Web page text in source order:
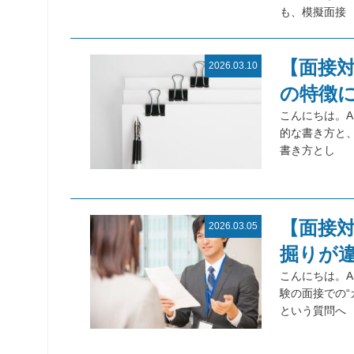
も、模擬面接
2026.03.10
【面接
の特徴
こんにちは。
的な書き方と
書き方とし
2026.03.05
【面接
掘りが
こんにちは。
験の面接での
という質問へ